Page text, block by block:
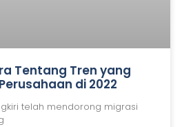
Tentang Tren yang
di 2022
telah mendorong migrasi